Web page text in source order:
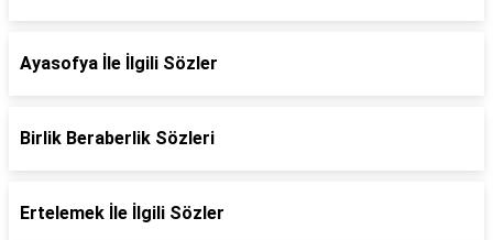
Ayasofya İle İlgili Sözler
Birlik Beraberlik Sözleri
Ertelemek İle İlgili Sözler